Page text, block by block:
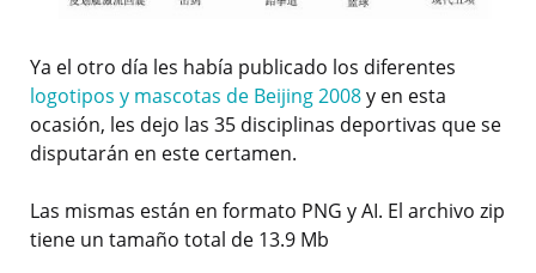
Ya el otro día les había publicado los diferentes
logotipos y mascotas de Beijing 2008y en esta
ocasión, les dejo las 35 disciplinas deportivas que se
disputarán en este certamen.
Las mismas están en formato PNG y AI. El archivo zip
tiene un tamaño total de 13.9 Mb